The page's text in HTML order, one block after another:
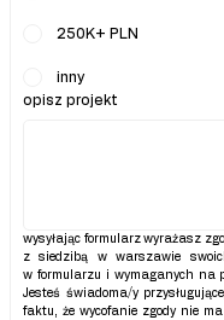
250K+ PLN
inny
opisz projekt
wysyłając formularz wyrażasz
z siedzibą w warszawie
w formularzu i wymaganych na
Jesteś świadoma/y
faktu, że wycofanie zgody nie